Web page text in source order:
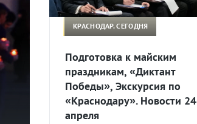
КРАСНОДАР. СЕГОДНЯ
Подготовка к майским
праздникам, «Диктант
Победы», Экскурсия по
«Краснодару». Новости 24
апреля